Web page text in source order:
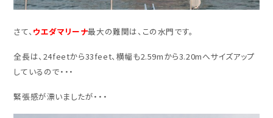
さて、 ウエダマリーナ最大の難関は、この水門です。
全長は、24feetから33feet、横幅も2.59mから3.20mへサイズアップ
しているので・・・
緊張感が漂いましたが・・・